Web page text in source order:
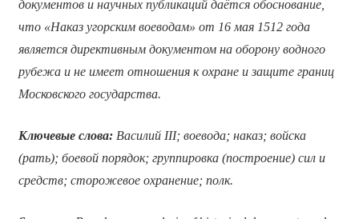
документов и научных публикаций даётся обоснование,
что «Наказ угорским воеводам» от 16 мая 1512 года
является директивным документом на оборону водного
рубежа и не имеет отношения к охране и защите границ
Московского государства.
Ключевые слова:Василий III; воевода; наказ; войска
(рать); боевой порядок; группировка (построение) сил и
средств; сторожевое охранение; полк.